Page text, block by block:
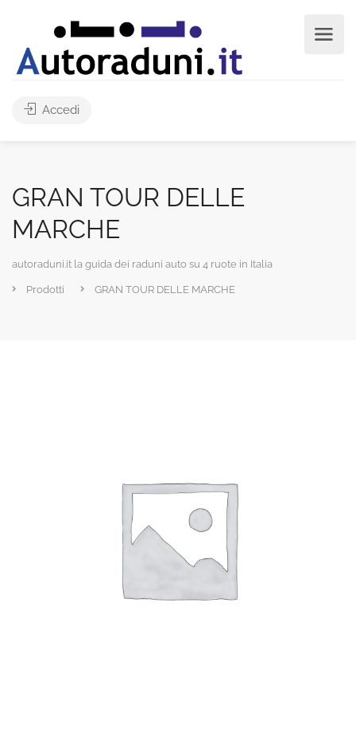
Accedi
GRAN TOUR DELLE
MARCHE
autoraduni.it la guida dei raduni auto su 4 ruote in Italia
Prodotti GRAN TOUR DELLE MARCHE